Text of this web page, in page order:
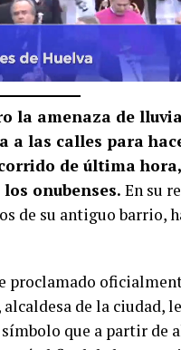
la amenaza de
a las calles para
de última
onubenses. En su
de su antiguo barrio,
proclamado
de la ciudad,
que a partir de